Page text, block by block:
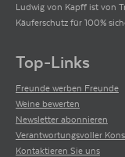
Ludwig von Kapff ist von
Käuferschutz für 100%
Top-Links
Freunde werben Freunde
Weine bewerten
Newsletter abonnieren
Verantwortungsvoller
Kontaktieren Sie uns